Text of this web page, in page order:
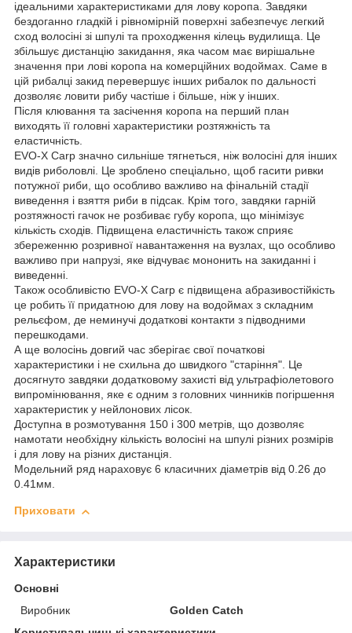
ідеальними характеристиками для лову коропа. Завдяки
бездоганно гладкій і рівномірній поверхні забезпечує легкий
сход волосіні зі шпулі та проходження кілець вудилища. Це
збільшує дистанцію закидання, яка часом має вирішальне
значення при лові коропа на комерційних водоймах. Саме в
цій рибалці закид перевершує інших рибалок по дальності
дозволяє ловити рибу частіше і більше, ніж у інших.
Після клювання та засічення коропа на перший план
виходять її головні характеристики розтяжність та
еластичність.
EVO-X Carp значно сильніше тягнеться, ніж волосіні для інших
видів риболовлі. Це зроблено спеціально, щоб гасити ривки
потужної риби, що особливо важливо на фінальній стадії
виведення і взяття риби в підсак. Крім того, завдяки гарній
розтяжності гачок не розбиває губу коропа, що мінімізує
кількість сходів. Підвищена еластичність також сприяє
збереженню розривної навантаження на вузлах, що особливо
важливо при напрузі, яке відчуває мононить на закиданні і
виведенні.
Також особливістю EVO-X Carp є підвищена абразивостійкість
це робить її придатною для лову на водоймах з складним
рельєфом, де неминучі додаткові контакти з підводними
перешкодами.
А ще волосінь довгий час зберігає свої початкові
характеристики і не схильна до швидкого "старіння". Це
досягнуто завдяки додатковому захисті від ультрафіолетового
випромінювання, яке є одним з головних чинників погіршення
характеристик у нейлонових лісок.
Доступна в розмотування 150 і 300 метрів, що дозволяє
намотати необхідну кількість волосіні на шпулі різних розмірів
і для лову на різних дистанція.
Модельний ряд нараховує 6 класичних діаметрів від 0.26 до
0.41мм.
Приховати
Характеристики
Основні
Виробник
Golden Catch